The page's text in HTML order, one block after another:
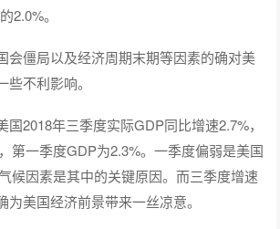
2.0%。
会僵局以及经济周期末期等因素的确对美
不利影响。
2018年三季度实际GDP同比增速2.7%，
第一季度GDP为2.3%。一季度偏弱是美国
候因素是其中的关键原因。而三季度增速
美国经济前景带来一丝凉意。